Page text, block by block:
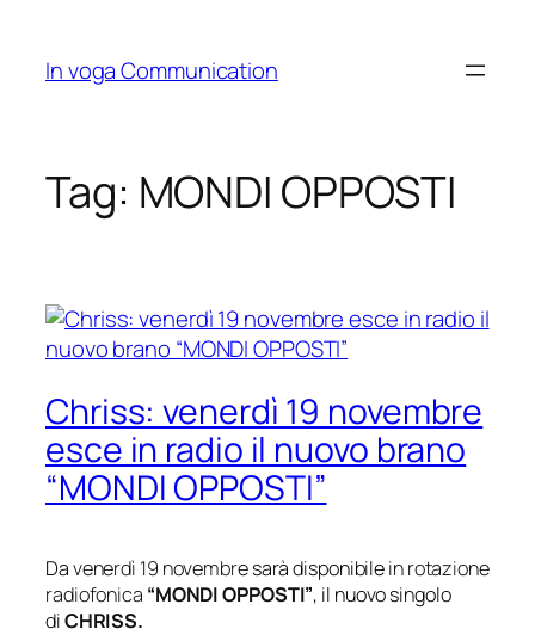
content
In voga Communication
Tag: MONDI OPPOSTI
Chriss: venerdì 19 novembre
esce in radio il nuovo brano
“MONDI OPPOSTI”
Davenerdì 19 novembresarà disponibilein rotazione
radiofonica “MONDI OPPOSTI”, il nuovo singolo
diCHRISS.